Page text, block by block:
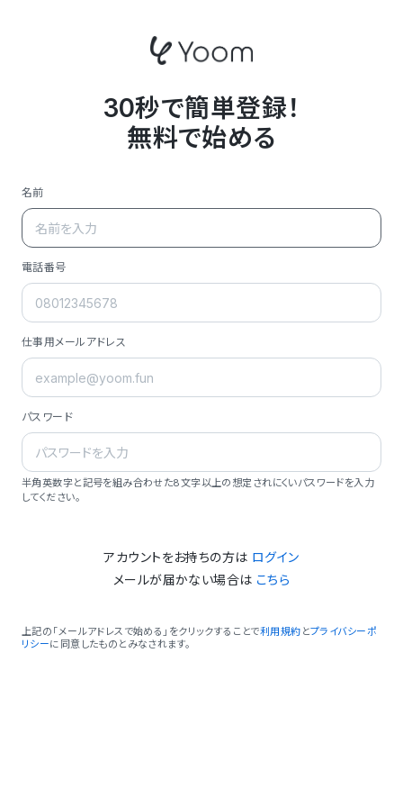
30秒で簡単登録！
無料で始める
名前
電話番号
仕事用メールアドレス
パスワード
半角英数字と記号を組み合わせた8文字以上の想定されにくいパスワードを入力
してください。
アカウントをお持ちの方は ログイン
メールが届かない場合は こちら
上記の「メールアドレスで始める」をクリックすることで利用規約 とプライバシーポ
リシーに同意したものとみなされます。